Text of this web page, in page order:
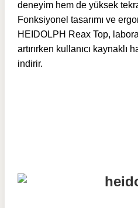
deneyim hem de yüksek
Fonksiyonel tasarımı ve
HEIDOLPH Reax Top,
artırırken kullanıcı kaynaklı
indirir.